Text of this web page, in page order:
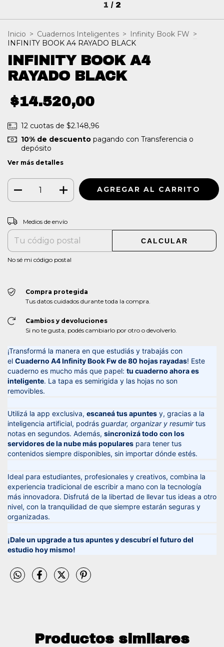
1 / 2
Inicio > Cuadernos Inteligentes > Infinity Book FW >
INFINITY BOOK A4 RAYADO BLACK
INFINITY BOOK A4
RAYADO BLACK
$14.520,00
12 cuotas de $2.148,96
10% de descuentopagando con Transferencia o
depósito
Ver más detalles
Entregas para el CP:
Medios de envío
CALCULAR
No sé mi código postal
Compra protegida
Tus datos cuidados durante toda la compra.
Cambios y devoluciones
Si no te gusta, podés cambiarlo por otro o devolverlo.
¡Transformá la manera en que estudiás y trabajás con
el Cuaderno A4 Infinity Book Fw de 80 hojas rayadas! Este
cuaderno es mucho más que papel: tu cuaderno ahora es
inteligente. La tapa es semirigida y las hojas no son
removibles.
Utilizá la app exclusiva, escaneá tus apuntes y, gracias a la
inteligencia artificial, podrás guardar, organizar y resumirtus
notas en segundos. Además, sincronizá todo con los
servidores de la nube más populares para tener tus
contenidos siempre disponibles, sin importar dónde estés.
Ideal para estudiantes, profesionales y creativos, combina la
experiencia tradicional de escribir a mano con la tecnología
más innovadora. Disfrutá de la libertad de llevar tus ideas a otro
nivel, con la tranquilidad de que siempre estarán seguras y
organizadas.
¡Dale un upgrade a tus apuntes y descubrí el futuro del
estudio hoy mismo!
Productos similares